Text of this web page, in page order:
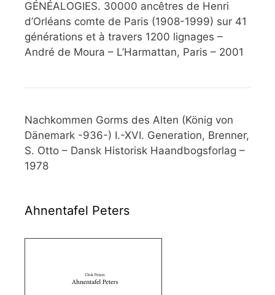
GÉNÉALOGIES. 30000 ancêtres de Henri
d’Orléans comte de Paris (1908-1999) sur 41
générations et à travers 1200 lignages –
André de Moura – L’Harmattan, Paris – 2001
Nachkommen Gorms des Alten (König von
Dänemark -936-) I.-XVI. Generation, Brenner,
S. Otto – Dansk Historisk Haandbogsforlag –
1978
Ahnentafel Peters